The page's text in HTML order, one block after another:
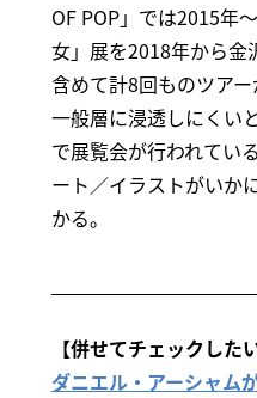
OF POP」では2015年
女」展を2018年から金
含めて計8回ものツア
一般層に浸透しにくい
で展覧会が行われてい
ート／イラストがいか
かる。
【併せてチェックしたい
ダニエル・アーシャム